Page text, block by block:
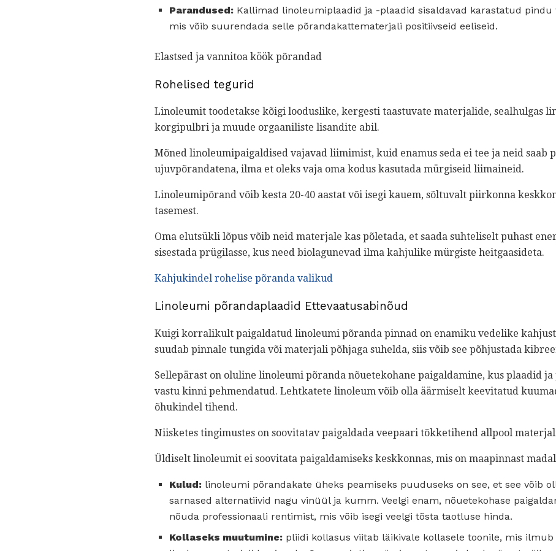
Parandused: Kallimad linoleumiplaadid ja -plaadid sisaldavad karastatud pindu
mis võib suurendada selle põrandakattematerjali positiivseid eeliseid.
Elastsed ja vannitoa köök põrandad
Rohelised tegurid
Linoleumit toodetakse kõigi looduslike, kergesti taastuvate materjalide, sealhulgas
korgipulbri ja muude orgaaniliste lisandite abil.
Mõned linoleumipaigaldised vajavad liimimist, kuid enamus seda ei tee ja neid saab
ujuvpõrandatena, ilma et oleks vaja oma kodus kasutada mürgiseid liimaineid.
Linoleumipõrand võib kesta 20-40 aastat või isegi kauem, sõltuvalt piirkonna
tasemest.
Oma elutsükli lõpus võib neid materjale kas põletada, et saada suhteliselt puhast
sisestada prügilasse, kus need biolagunevad ilma kahjulike mürgiste heitgaasideta.
Kahjukindel rohelise põranda valikud
Linoleumi põrandaplaadid Ettevaatusabinõud
Kuigi korralikult paigaldatud linoleumi põranda pinnad on enamiku vedelike
suudab pinnale tungida või materjali põhjaga suhelda, siis võib see põhjustada
Sellepärast on oluline linoleumi põranda nõuetekohane paigaldamine, kus plaadid ja
vastu kinni pehmendatud. Lehtkatete linoleum võib olla äärmiselt keevitatud
õhukindel tihend.
Niisketes tingimustes on soovitatav paigaldada veepaari tõkketihend allpool
Üldiselt linoleumit ei soovitata paigaldamiseks keskkonnas, mis on maapinnast
Kulud: linoleumi põrandakate üheks peamiseks puuduseks on see, et see võib
sarnased alternatiivid nagu vinüül ja kumm. Veelgi enam, nõuetekohase
nõuda professionaali rentimist, mis võib isegi veelgi tõsta taotluse hinda.
Kollaseks muutumine: pliidi kollasus viitab läikivale kollasele toonile, mis